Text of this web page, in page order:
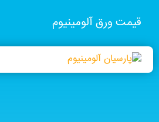
قیمت ورق آلومینیوم